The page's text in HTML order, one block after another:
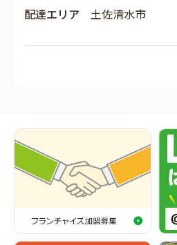
配達エリア
土佐清水市